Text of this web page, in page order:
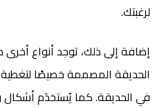
لرغبتك.
إضافة إلى ذلك، توجد أنواع
الحديقة المصممة خصيصًا لتغطية
في الحديقة. كما يُستخدَم